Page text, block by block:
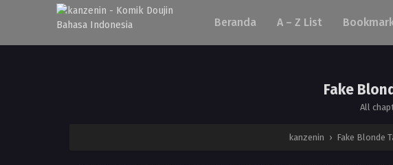
Beranda A – Z List
Fake
All
kanzenin › Fake Blonde